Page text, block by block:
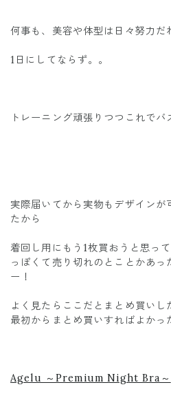
何事も、美容や体型は日々努力だ
1日にしてならず。。
トレーニング頑張りつつこれでバ
実際届いてから実物もデザインが
たから
着回し用にもう1枚買おうと思っ
っぽくて売り切れのとことかあっ
ー！
よく見たらここだとまとめ買いし
最初からまとめ買いすればよかっ
Agelu ～Premium Night Bra～